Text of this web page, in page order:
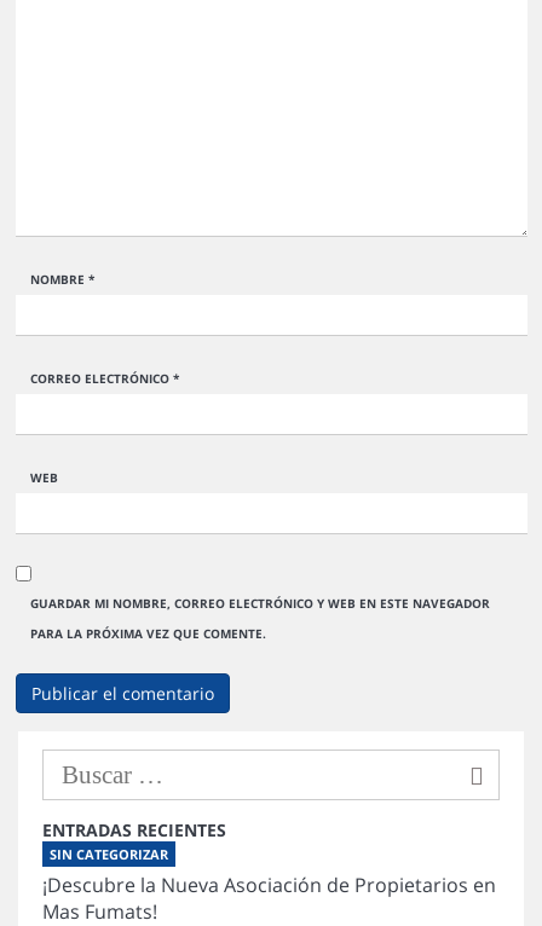
NOMBRE *
CORREO ELECTRÓNICO *
WEB
GUARDAR MI NOMBRE, CORREO ELECTRÓNICO Y WEB EN ESTE NAVEGADOR
PARA LA PRÓXIMA VEZ QUE COMENTE.
ENTRADAS RECIENTES
SIN CATEGORIZAR
¡Descubre la Nueva Asociación de Propietarios en
Mas Fumats!